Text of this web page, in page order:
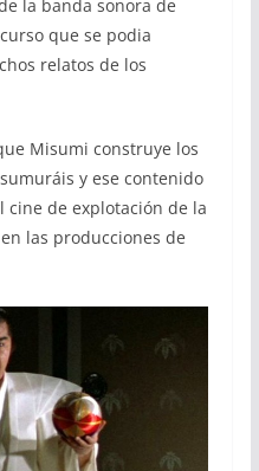
la banda sonora de
que se podia
relatos de los
Misumi construye los
y ese contenido
de explotación de la
las producciones de